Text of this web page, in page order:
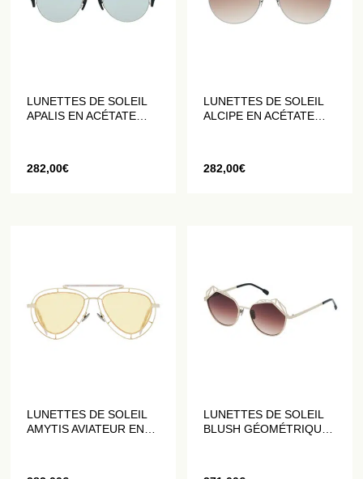
LUNETTES DE SOLEIL
APALIS EN ACÉTATE
282,00€
LUNETTES DE SOLEIL
ALCIPE EN ACÉTATE
282,00€
LUNETTES DE SOLEIL
AMYTIS AVIATEUR EN
LUNETTES DE SOLEIL
BLUSH GÉOMÉTRIQUES